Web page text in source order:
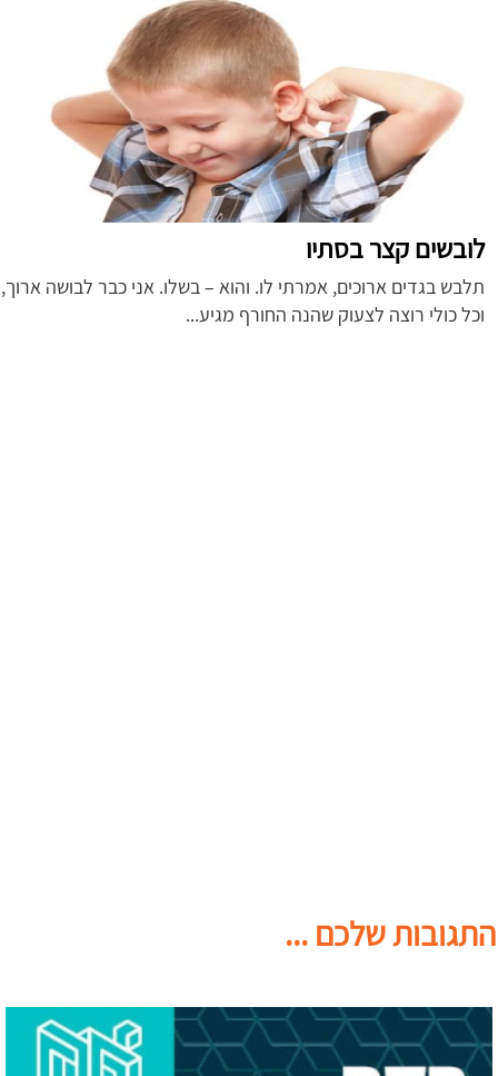
לובשים קצר בסתיו
תלבש בגדים ארוכים, אמרתי לו. והוא – בשלו. אני כבר לבושה ארוך,
וכל כולי רוצה לצעוק שהנה החורף מגיע...
התגובות שלכם ...